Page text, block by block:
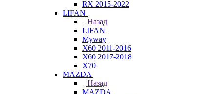
RX 2015-2022
LIFAN
Назад
LIFAN
Myway
X60 2011-2016
X60 2017-2018
X70
MAZDA
Назад
MAZDA